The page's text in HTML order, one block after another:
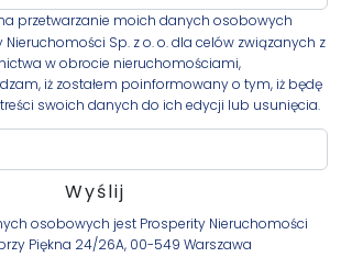
przetwarzanie moich danych osobowych
Nieruchomości Sp. z o. o. dla celów związanych z
w obrocie nieruchomościami,
iż zostałem poinformowany o tym, iż będę
swoich danych do ich edycji lub usunięcia.
osobowych jest Prosperity Nieruchomości
Piękna 24/26A, 00-549 Warszawa